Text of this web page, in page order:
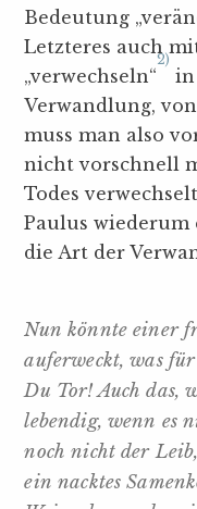
Bedeutung
Letzteres auch
„verwechseln“
2)
in
Verwandlung,
muss man also
nicht vorschnell
Todes
Paulus wiederum
die Art der
Nun könnte einer
auferweckt, was
Du Tor! Auch das,
lebendig, wenn es
noch nicht der
ein nacktes